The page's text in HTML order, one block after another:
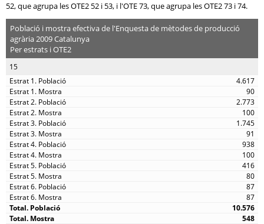
52, que agrupa les OTE2 52 i 53, i l'OTE 73, que agrupa les OTE2 73 i 74.
Població i mostra efectiva de l'Enquesta de mètodes de producció
agrària 2009 Catalunya
Per estrats i OTE2
15
4.617
90
2.773
100
1.745
91
938
100
416
80
87
87
10.576
548